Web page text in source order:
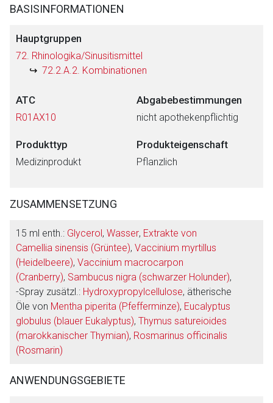
BASISINFORMATIONEN
Hauptgruppen
72. Rhinologika/Sinusitismittel
72.2.A.2. Kombinationen
ATC
R01AX10
Abgabebestimmungen
nicht apothekenpflichtig
Produkttyp
Medizinprodukt
Produkteigenschaft
Pflanzlich
ZUSAMMENSETZUNG
15 ml enth.: Glycerol, Wasser, Extrakte von
Camellia sinensis (Grüntee), Vaccinium myrtillus
(Heidelbeere), Vaccinium macrocarpon
(Cranberry), Sambucus nigra (schwarzer Holunder),
-Spray zusätzl.: Hydroxypropylcellulose, ätherische
Öle von Mentha piperita (Pfefferminze), Eucalyptus
globulus (blauer Eukalyptus), Thymus satureioides
(marokkanischer Thymian), Rosmarinus officinalis
(Rosmarin)
ANWENDUNGSGEBIETE